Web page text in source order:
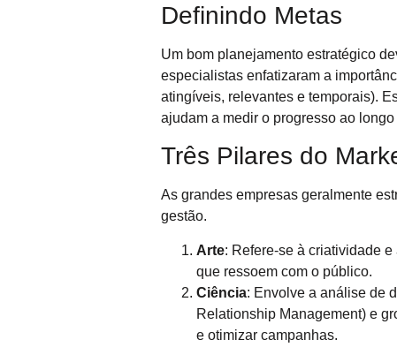
Definindo Metas
Um bom planejamento estratégico
especialistas enfatizaram a
atingíveis, relevantes e temporais).
ajudam a medir o progresso ao longo
Três Pilares do
As grandes empresas geralmente
gestão.
Arte: Refere-se à criatividade
que ressoem com o público.
Ciência: Envolve a análise de
Relationship Management) e
e otimizar campanhas.